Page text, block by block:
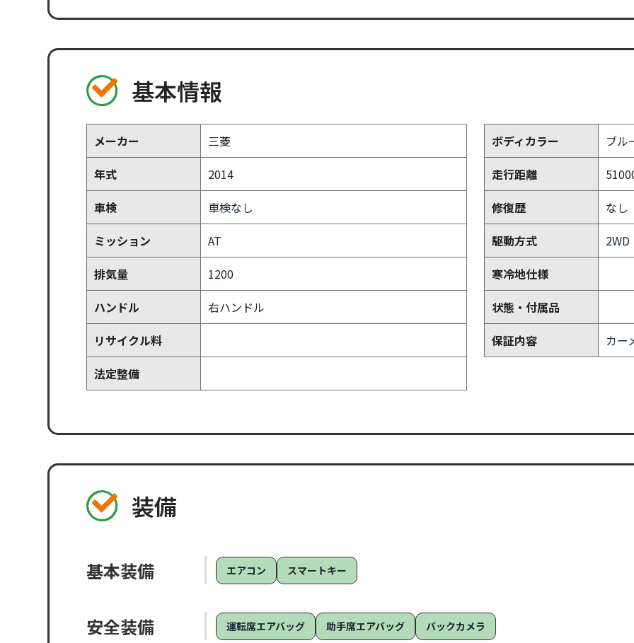
基本情報
メーカー
三菱
年式
2014
車検
車検なし
ミッション
AT
排気量
1200
ハンドル
右ハンドル
リサイクル料
法定整備
ボディカラー
ブル
走行距離
修復歴
なし
駆動方式
2WD
寒冷地仕様
状態・付属品
保証内容
カー
装備
基本装備 エアコン スマートキー
安全装備 運転席エアバッグ 助手席エアバッグ バックカメラ